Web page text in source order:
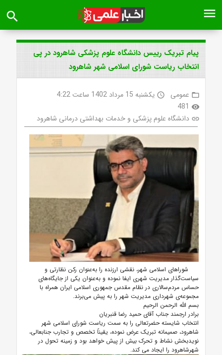
menu
search
پیام تبریک رییس دانشگاه علوم پزشکی شاهرود در پی
انتخاب ریاست شورای اسلامی شهر شاهرود
folder_open عمومی access_time یکشنبه 15 مرداد 1402 ساعت 4:22
visibility
481
link دانشگاه علوم پزشکی و خدمات بهداشتی درمانی شاهرود
شوراهای اسلامی شهر، نقشی ارزنده را به‌عنوان رکن نظارتی و
سیاست‌گذار مدیریت شهری ایفا نموده و به‌عنوان یکی از جایگاه‌های
حساس مردم‌سالاری در نظام مقدس جمهوری اسلامی ایران همراه با
مجموعه‌ی شهرداری مدیریت شهر را به پیش می‌برند.
بسم الله الرحمن الرحیم
برادر ارجمند جناب آقای حمید رضا قنبریان
انتخاب شایسته حضرتعالی را به سمت ریاست شورای اسلامی شهر
شاهرود، صمیمانه تبریک عرض نموده، یقیناً تخصص و تجارب جنابعالی،
نویدبخش نشاط و تحرک بیش از پیش خواهد بود و زمینه تحول در
شهرشاهرود را ایجاد می کند.